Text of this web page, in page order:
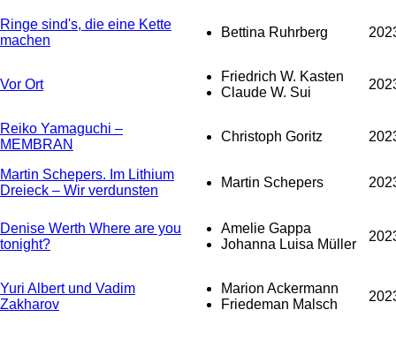
Ringe sind's, die eine Kette
machen
Bettina Ruhrberg
Vor Ort
Friedrich W. Kasten
Claude W. Sui
Reiko Yamaguchi –
MEMBRAN
Christoph Goritz
Martin Schepers. Im Lithium
Dreieck – Wir verdunsten
Martin Schepers
Denise Werth Where are you
tonight?
Amelie Gappa
Johanna Luisa Müller
Yuri Albert und Vadim
Zakharov
Marion Ackermann
Friedeman Malsch